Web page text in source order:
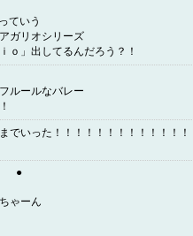
ていう
ガリオシリーズ
ｏ」出してるんだろう？！
ルールなバレー
でいった！！！！！！！！！！！！！
－｜
ーん